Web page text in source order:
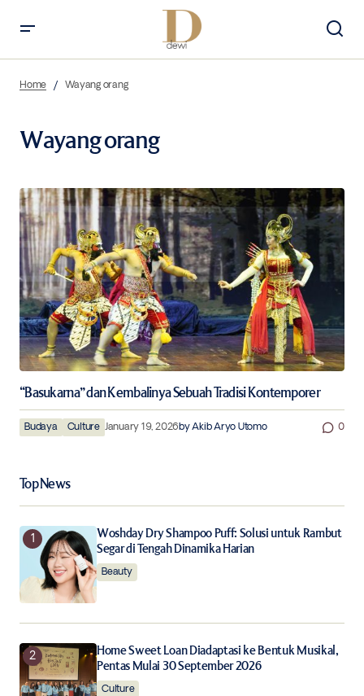
Home Wayang orang
Wayang orang
“Basukarna” dan Kembalinya Sebuah Tradisi Kontemporer
Budaya Culture January 19, 2026byAkib Aryo Utomo 0
Top News
Woshday Dry Shampoo Puff: Solusi untuk Rambut
Segar di Tengah Dinamika Harian
Beauty
Home Sweet Loan Diadaptasi ke Bentuk Musikal,
Pentas Mulai 30 September 2026
Culture